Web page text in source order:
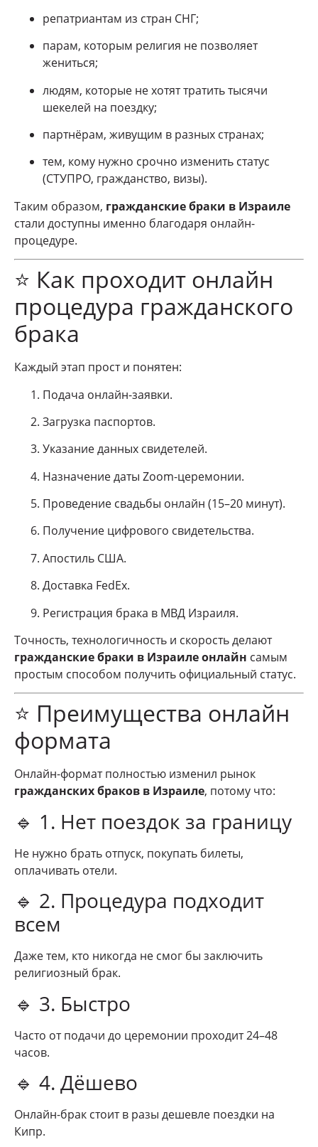
репатриантам из стран СНГ;
парам, которым религия не позволяет
жениться;
людям, которые не хотят тратить тысячи
шекелей на поездку;
партнёрам, живущим в разных странах;
тем, кому нужно срочно изменить статус
(СТУПРО, гражданство, визы).
Таким образом, гражданские браки в Израиле
стали доступны именно благодаря онлайн-
процедуре.
⭐ Как проходит онлайн
процедура гражданского
брака
Каждый этап прост и понятен:
Подача онлайн-заявки.
Загрузка паспортов.
Указание данных свидетелей.
Назначение даты Zoom-церемонии.
Проведение свадьбы онлайн (15–20 минут).
Получение цифрового свидетельства.
Апостиль США.
Доставка FedEx.
Регистрация брака в МВД Израиля.
Точность, технологичность и скорость делают
гражданские браки в Израиле онлайн самым
простым способом получить официальный статус.
⭐ Преимущества онлайн
формата
Онлайн-формат полностью изменил рынок
гражданских браков в Израиле, потому что:
🔹 1. Нет поездок за границу
Не нужно брать отпуск, покупать билеты,
оплачивать отели.
🔹 2. Процедура подходит
всем
Даже тем, кто никогда не смог бы заключить
религиозный брак.
🔹 3. Быстро
Часто от подачи до церемонии проходит 24–48
часов.
🔹 4. Дёшево
Онлайн-брак стоит в разы дешевле поездки на
Кипр.